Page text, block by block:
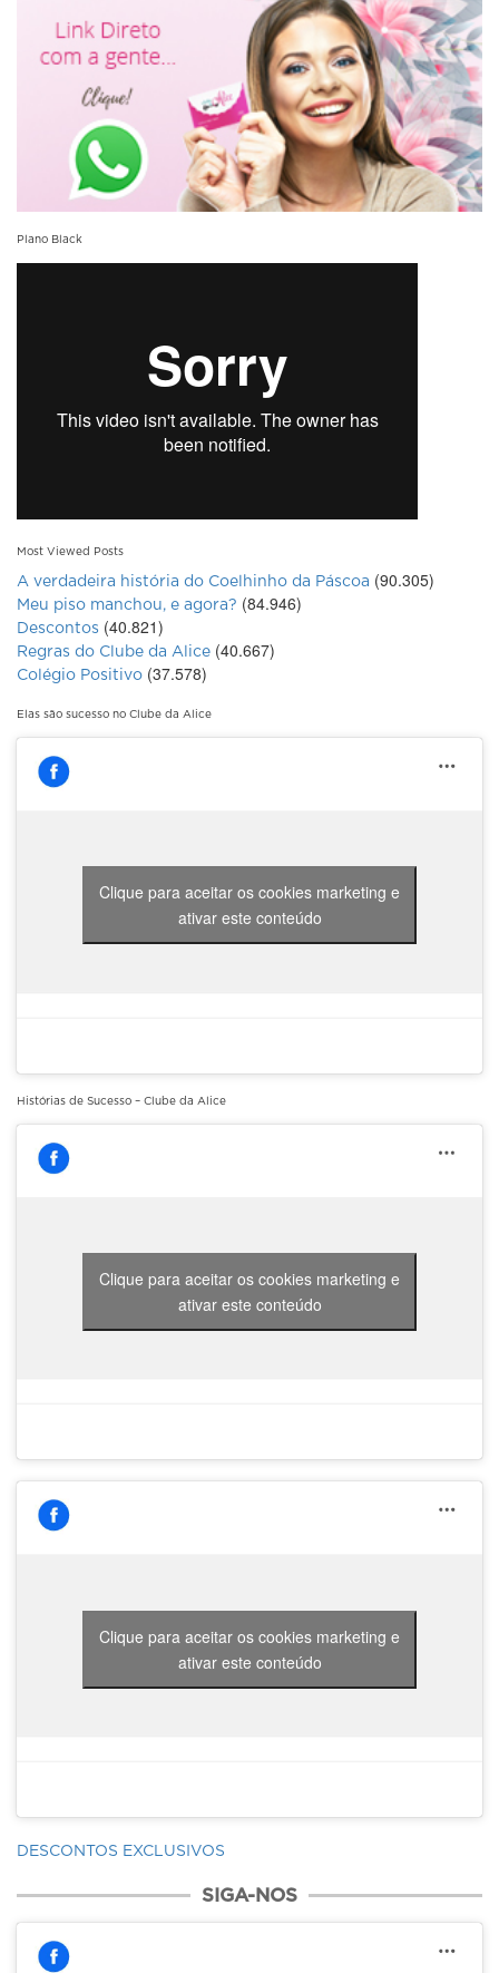
Plano Black
Most Viewed Posts
A verdadeira história do Coelhinho da Páscoa (90.305)
Meu piso manchou, e agora? (84.946)
Descontos (40.821)
Regras do Clube da Alice (40.667)
Colégio Positivo (37.578)
Elas são sucesso no Clube da Alice
Clique para aceitar os cookies marketing e
ativar este conteúdo
Histórias de Sucesso – Clube da Alice
Clique para aceitar os cookies marketing e
ativar este conteúdo
Clique para aceitar os cookies marketing e
ativar este conteúdo
DESCONTOS EXCLUSIVOS
SIGA-NOS